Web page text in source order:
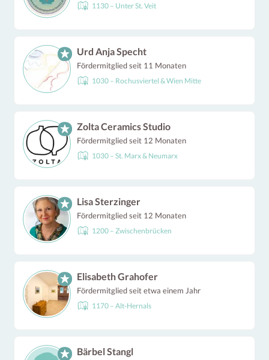
1130 – Unter St. Veit
Urd Anja Specht
Fördermitglied seit 11 Monaten
1030 – Rochusviertel & Wien Mitte
Zolta Ceramics Studio
Fördermitglied seit 12 Monaten
1030 – St. Marx & Neumarx
Lisa Sterzinger
Fördermitglied seit 12 Monaten
1200 – Zwischenbrücken
Elisabeth Grahofer
Fördermitglied seit etwa einem Jahr
1170 – Alt-Hernals
Bärbel Stangl